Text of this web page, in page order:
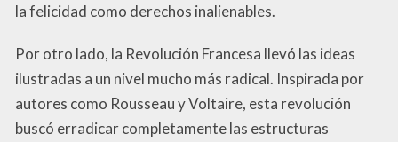
la felicidad como derechos inalienables.
Por otro lado, la Revolución Francesa llevó las ideas
ilustradas a un nivel mucho más radical. Inspirada por
autores como Rousseau y Voltaire, esta revolución
buscó erradicar completamente las estructuras